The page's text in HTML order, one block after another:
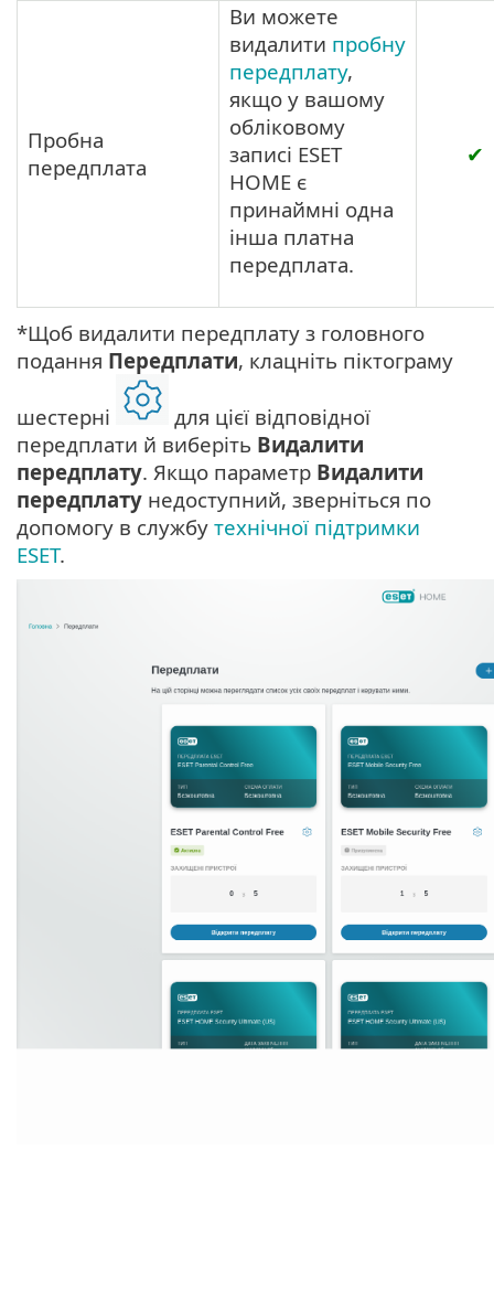
Пробна
передплата
Ви можете
видалити пробну
передплату,
якщо у вашому
обліковому
записі ESET
HOME є
принаймні одна
інша платна
передплата.
✔
*Щоб видалити передплату з головного
подання Передплати, клацніть піктограму
шестерні
для цієї відповідної
передплати й виберіть Видалити
передплату. Якщо параметр Видалити
передплату недоступний, зверніться по
допомогу в службу технічної підтримки
ESET.